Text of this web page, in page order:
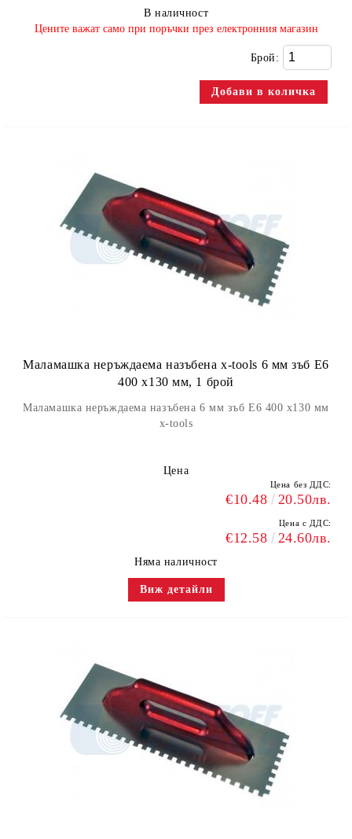
В наличност
​Цените важат само при поръчки през електронния магазин
Брой:
Маламашка неръждаема назъбена x-tools 6 мм зъб Е6
400 х130 мм, 1 брой
Маламашка неръждаема назъбена 6 мм зъб Е6 400 х130 мм
x-tools
Цена
Цена без ДДС:
€10.48 20.50лв.
Цена с ДДС:
€12.58 24.60лв.
Няма наличност
Виж детайли